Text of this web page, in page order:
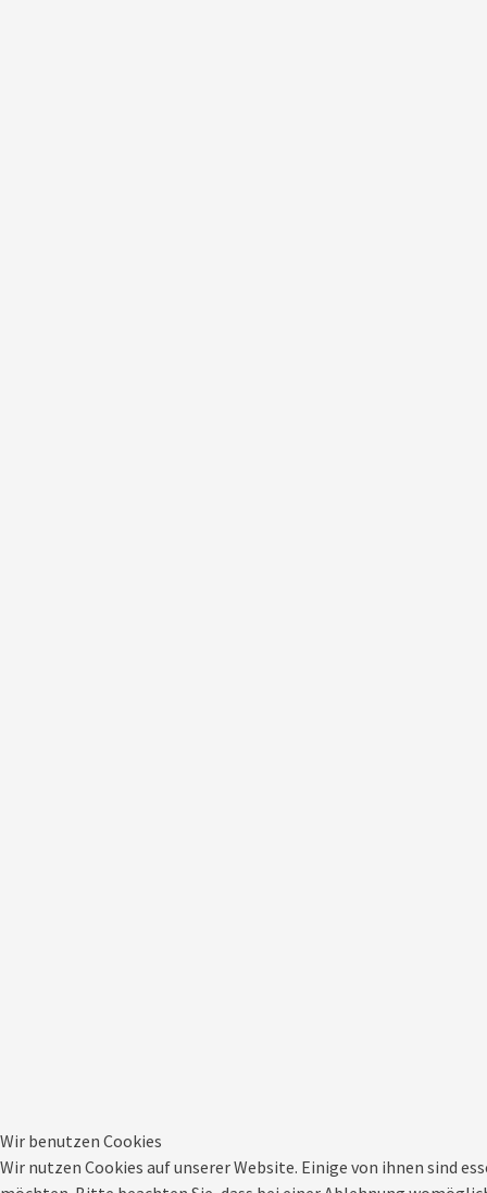
Wir benutzen Cookies
Wir nutzen Cookies auf unserer Website. Einige von ihnen sind